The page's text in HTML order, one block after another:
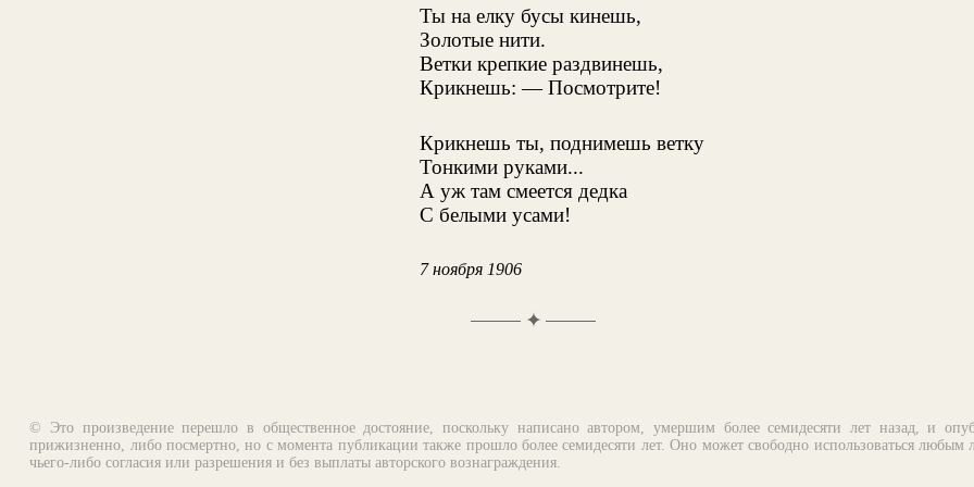
Ты на елку бусы кинешь,
Золотые нити.
Ветки крепкие раздвинешь,
Крикнешь: — Посмотрите!
Крикнешь ты, поднимешь ветку
Тонкими руками...
А уж там смеется дедка
С белыми усами!
7 ноября 1906
✦
© Это произведение перешло в общественное достояние, поскольку написано автором, умершим более семидесяти лет назад, и
прижизненно, либо посмертно, но с момента публикации также прошло более семидесяти лет. Оно может свободно использоваться любым
чьего-либо согласия или разрешения и без выплаты авторского вознаграждения.